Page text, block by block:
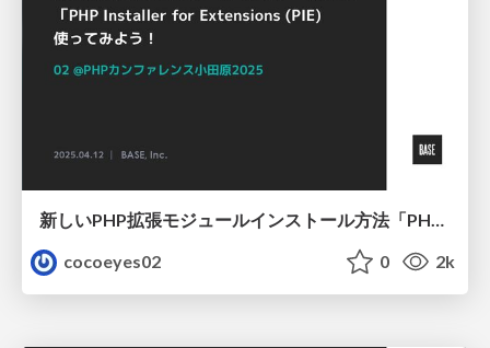
新しいPHP拡張モジュールインストール方法「PHP Installer for Extensions (PIE)」を使ってみよう！
cocoeyes02
0 2k